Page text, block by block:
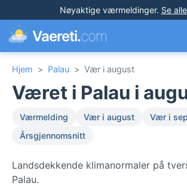
Nøyaktige værmeldinger. Se
Vaereti.com
Hjem > Palau > Vær i august
Været i Palau i
Værmelding Vær i august
Vær i
Årsgjennomsnitt
Landsdekkende klimanormaler på
Palau.